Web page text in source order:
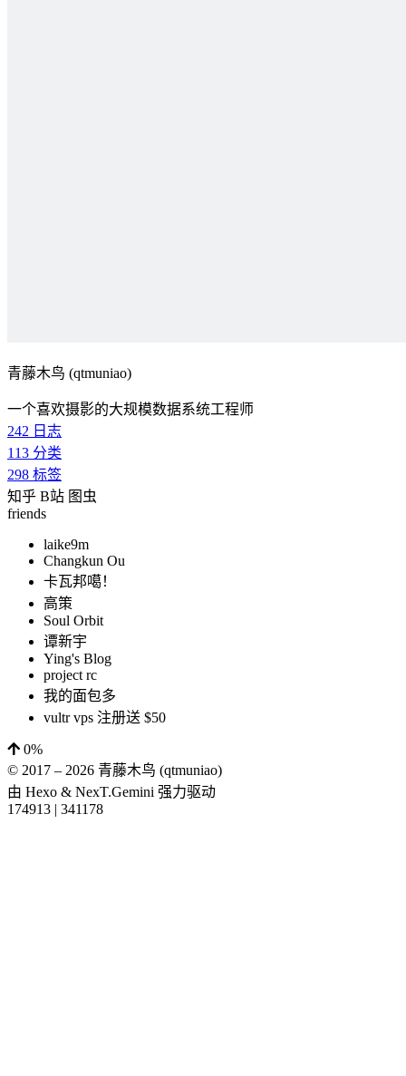
青藤木鸟 (qtmuniao)
一个喜欢摄影的大规模数据系统工程师
242 日志
113 分类
298 标签
知乎 B站 图虫
friends
laike9m
Changkun Ou
卡瓦邦噶！
高策
Soul Orbit
谭新宇
Ying's Blog
project rc
我的面包多
vultr vps 注册送 $50
0%
© 2017 – 2026 青藤木鸟 (qtmuniao)
由 Hexo & NexT.Gemini 强力驱动
174913 | 341178